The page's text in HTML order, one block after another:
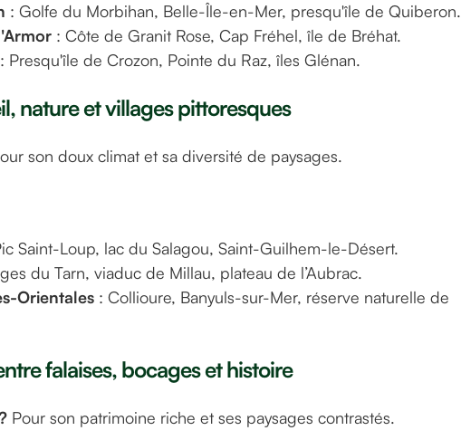
: Golfe du Morbihan, Belle-Île-en-Mer, presqu'île de Quiberon.
: Côte de Granit Rose, Cap Fréhel, île de Bréhat.
: Presqu'île de Crozon, Pointe du Raz, îles Glénan.
nature et villages pittoresques
son doux climat et sa diversité de paysages.
Saint-Loup, lac du Salagou, Saint-Guilhem-le-Désert.
du Tarn, viaduc de Millau, plateau de l’Aubrac.
Orientales : Collioure, Banyuls-sur-Mer, réserve naturelle de
falaises, bocages et histoire
Pour son patrimoine riche et ses paysages contrastés.